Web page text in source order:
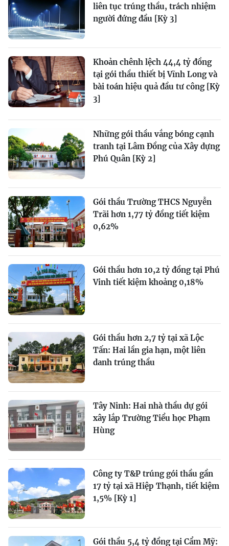
liên tục trúng thầu, trách nhiệm
người đứng đầu [Kỳ 3]
Khoản chênh lệch 44,4 tỷ đồng
tại gói thầu thiết bị Vĩnh Long và
bài toán hiệu quả đầu tư công [Kỳ
3]
Những gói thầu vắng bóng cạnh
tranh tại Lâm Đồng của Xây dựng
Phú Quân [Kỳ 2]
Gói thầu Trường THCS Nguyễn
Trãi hơn 1,77 tỷ đồng tiết kiệm
0,62%
Gói thầu hơn 10,2 tỷ đồng tại Phú
Vinh tiết kiệm khoảng 0,18%
Gói thầu hơn 2,7 tỷ tại xã Lộc
Tấn: Hai lần gia hạn, một liên
danh trúng thầu
Tây Ninh: Hai nhà thầu dự gói
xây lắp Trường Tiểu học Phạm
Hùng
Công ty T&P trúng gói thầu gần
17 tỷ tại xã Hiệp Thạnh, tiết kiệm
1,5% [Kỳ 1]
Gói thầu 5,4 tỷ đồng tại Cẩm Mỹ: